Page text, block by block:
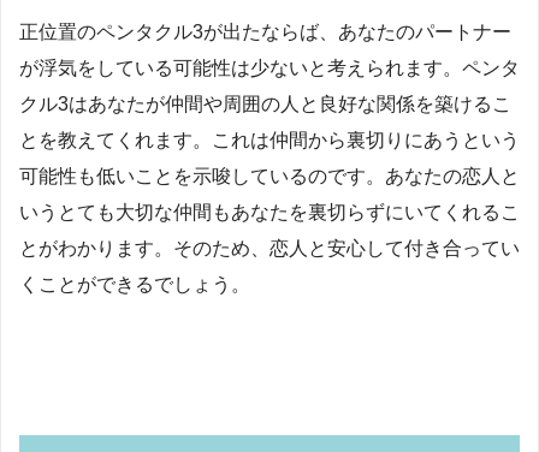
正位置のペンタクル3が出たならば、あなたのパートナー
が浮気をしている可能性は少ないと考えられます。ペンタ
クル3はあなたが仲間や周囲の人と良好な関係を築けるこ
とを教えてくれます。これは仲間から裏切りにあうという
可能性も低いことを示唆しているのです。あなたの恋人と
いうとても大切な仲間もあなたを裏切らずにいてくれるこ
とがわかります。そのため、恋人と安心して付き合ってい
くことができるでしょう。